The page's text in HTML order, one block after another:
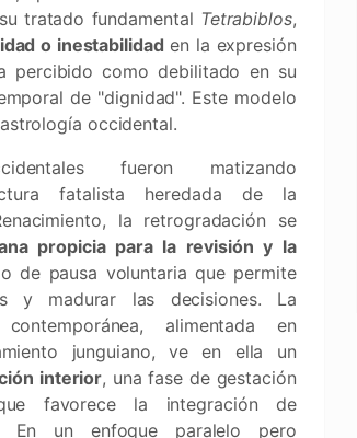
tratado fundamental Tetrabiblos,
o inestabilidad en la expresión
percibido como debilitado en su
de "dignidad". Este modelo
occidental.
fueron matizando
fatalista heredada de la
la retrogradación se
propicia para la revisión y la
de pausa voluntaria que permite
y madurar las decisiones. La
alimentada en
junguiano, ve en ella un
interior, una fase de gestación
favorece la integración de
En un enfoque paralelo pero